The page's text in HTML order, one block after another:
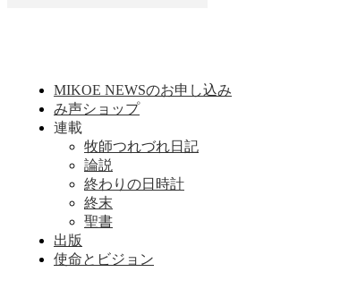
MIKOE NEWSのお申し込み
み声ショップ
連載
牧師つれづれ日記
論説
終わりの日時計
終末
聖書
出版
使命とビジョン